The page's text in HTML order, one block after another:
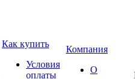
Как купить
Условия
оплаты
Компания
О